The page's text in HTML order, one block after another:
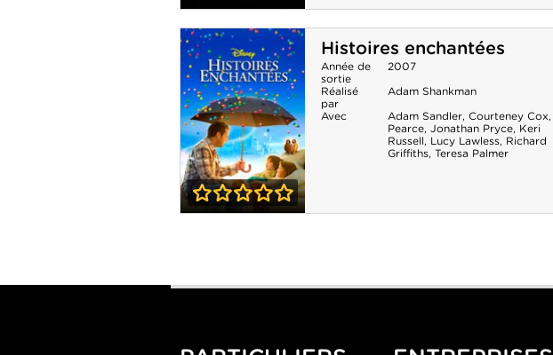
Spartacus : Les
Dieux de l'arène
- Saison
Préquelle
Histoires enchantées
Année de
sortie
2007
Réalisé
par
Adam Shankman
Avec
Adam Sandler, Courteney Cox,
Pearce, Jonathan Pryce, Keri
Russell, Lucy Lawless, Richard
Griffiths, Teresa Palmer